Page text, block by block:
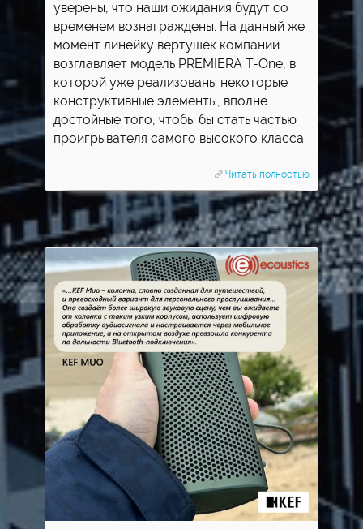
уверены, что наши ожидания будут со
временем вознаграждены. На данный же
момент линейку вертушек компании
возглавляет модель PREMIERA T-One, в
которой уже реализованы некоторые
конструктивные элементы, вполне
достойные того, чтобы бы стать частью
проигрывателя самого высокого класса.
Читать полностью